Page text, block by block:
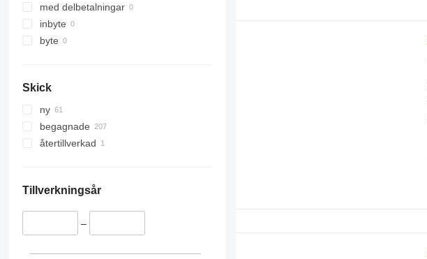
med delbetalningar
inbyte
byte
Skick
ny
begagnade
återtillverkad
Tillverkningsår
–